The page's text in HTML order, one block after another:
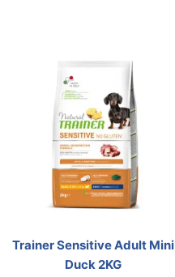
Trainer Sensitive Adult Mini
Duck 2KG